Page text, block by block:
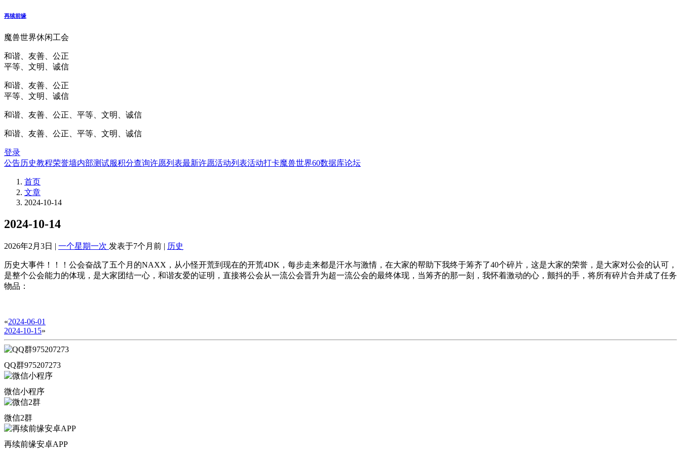
再续前缘
魔兽世界休闲工会
和谐、友善、公正
平等、文明、诚信
和谐、友善、公正
平等、文明、诚信
和谐、友善、公正、平等、文明、诚信
和谐、友善、公正、平等、文明、诚信
登录
公告历史教程荣誉墙内部测试服积分查询许愿列表最新许愿活动列表活动打卡魔兽世界60数据库论坛
首页
文章
2024-10-14
2024-10-14
2026年2月3日 | 一个星期一次 发表于7个月前 | 历史
历史大事件！！！公会奋战了五个月的NAXX，从小怪开荒到现在的开荒4DK，每步走来都是汗水与激情，在大家的帮助下我终于筹齐了40个碎片，这是大家的荣誉，是大家对公会的认可，
是整个公会能力的体现，是大家团结一心，和谐友爱的证明，直接将公会从一流公会晋升为超一流公会的最终体现，当筹齐的那一刻，我怀着激动的心，颤抖的手，将所有碎片合并成了任务
物品：
«2024-06-01
2024-10-15»
QQ群975207273
微信小程序
微信2群
再续前缘安卓APP